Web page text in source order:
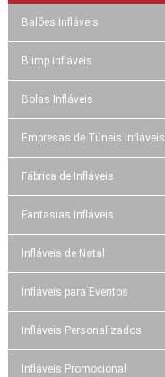
Balões Infláveis
Blimp infláveis
Bolas Infláveis
Empresas de Túneis Infláveis
Fábrica de Infláveis
Fantasias Infláveis
Infláveis de Natal
Infláveis para Eventos
Infláveis Personalizados
Infláveis Promocional